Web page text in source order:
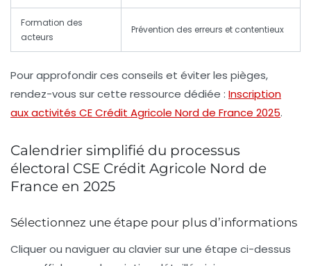
Formation des
acteurs
Prévention des erreurs et contentieux
Pour approfondir ces conseils et éviter les pièges,
rendez-vous sur cette ressource dédiée : Inscription
aux activités CE Crédit Agricole Nord de France 2025.
Calendrier simplifié du processus
électoral CSE Crédit Agricole Nord de
France en 2025
Sélectionnez une étape pour plus d’informations
Cliquer ou naviguer au clavier sur une étape ci-dessus